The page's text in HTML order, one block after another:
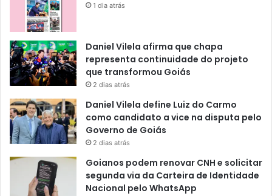
1 dia atrás
Daniel Vilela afirma que chapa
representa continuidade do projeto
que transformou Goiás
2 dias atrás
Daniel Vilela define Luiz do Carmo
como candidato a vice na disputa pelo
Governo de Goiás
2 dias atrás
Goianos podem renovar CNH e solicitar
segunda via da Carteira de Identidade
Nacional pelo WhatsApp